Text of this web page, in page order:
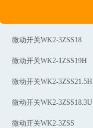
微动开关WK2-3ZSS18
微动开关WK2-1ZSS19H
微动开关WK2-3ZSS21.5H
微动开关WK2-3ZSS18.3U
微动开关WK2-3ZSS